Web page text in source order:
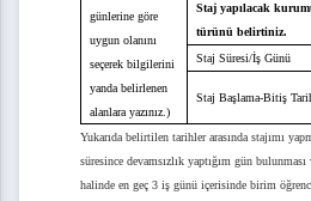
Projesi Birim Uygunluk Formu
Projesi Proje Başvuru Formu
günlerine göre
uygun olanını
seçerek bilgilerini
yanda belirlenen
alanlara yazınız.)
Staj yapılacak
türünü belirtiniz.
Staj Süresi/İş Günü
Staj Başlama-Bitiş
Yukarıda belirtilen tarihler arasında stajımı
süresince devamsızlık yaptığım gün
halinde en geç 3 iş günü içerisinde birim